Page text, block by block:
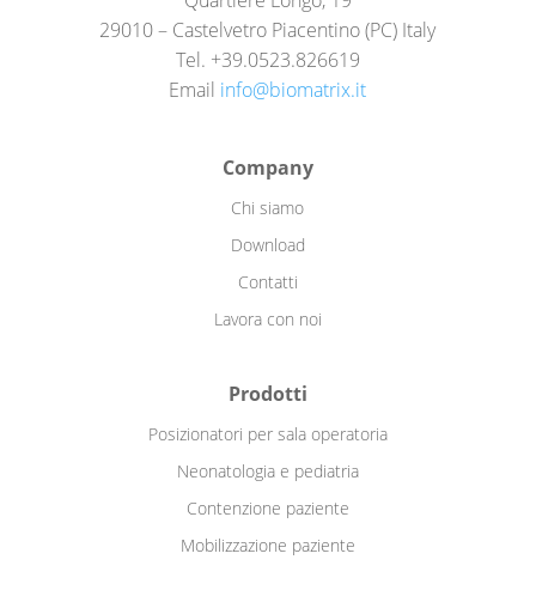
29010 – Castelvetro Piacentino (PC) Italy
Tel. +39.0523.826619
Email info@biomatrix.it
Company
Chi siamo
Download
Contatti
Lavora con noi
Prodotti
Posizionatori per sala operatoria
Neonatologia e pediatria
Contenzione paziente
Mobilizzazione paziente